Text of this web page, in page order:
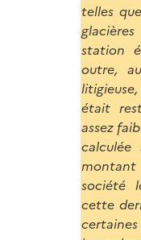
telles
station
outre,
était
assez
société
cette